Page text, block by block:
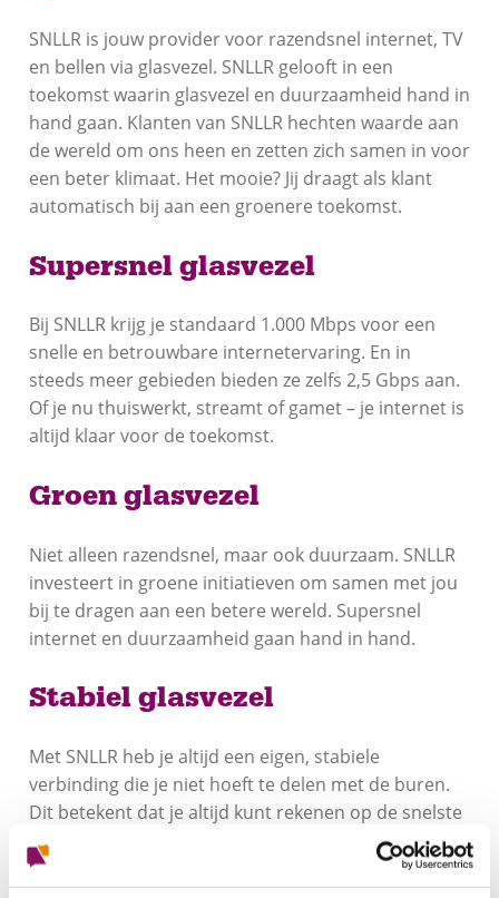
SNLLR is jouw provider voor razendsnel internet, TV
en bellen via glasvezel. SNLLR gelooft in een
toekomst waarin glasvezel en duurzaamheid hand in
hand gaan. Klanten van SNLLR hechten waarde aan
de wereld om ons heen en zetten zich samen in voor
een beter klimaat. Het mooie? Jij draagt als klant
automatisch bij aan een groenere toekomst.
Supersnel glasvezel
Bij SNLLR krijg je standaard 1.000 Mbps voor een
snelle en betrouwbare internetervaring. En in
steeds meer gebieden bieden ze zelfs 2,5 Gbps aan.
Of je nu thuiswerkt, streamt of gamet – je internet is
altijd klaar voor de toekomst.
Groen glasvezel
Niet alleen razendsnel, maar ook duurzaam. SNLLR
investeert in groene initiatieven om samen met jou
bij te dragen aan een betere wereld. Supersnel
internet en duurzaamheid gaan hand in hand.
Stabiel glasvezel
Met SNLLR heb je altijd een eigen, stabiele
verbinding die je niet hoeft te delen met de buren.
Dit betekent dat je altijd kunt rekenen op de snelste
en meest betrouwbare internetverbinding, zelfs
tijdens piekuren.